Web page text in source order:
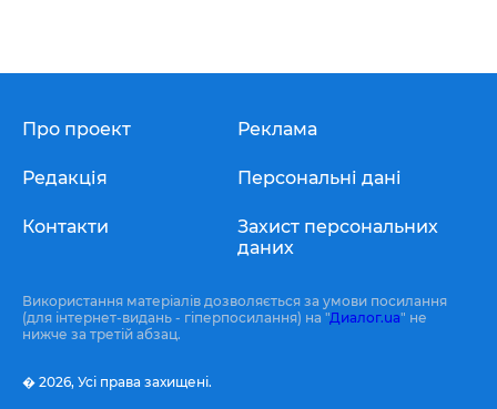
Про проект
Редакція
Контакти
Реклама
Персональні дані
Захист персональних
даних
Використання матеріалів дозволяється за умови посилання
(для інтернет-видань - гіперпосилання) на "Диалог.ua" не
нижче за третій абзац.
� 2026, Усі права захищені.